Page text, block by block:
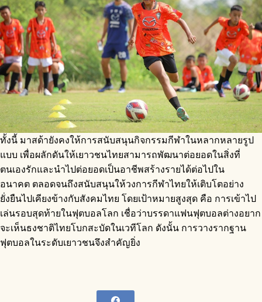
ทั้งนี้ มาสด้ายังคงให้การสนับสนุนกิจกรรมกีฬาในหลากหลายรูป
แบบ เพื่อผลักดันให้เยาวชนไทยสามารถพัฒนาต่อยอดในสิ่งที่
ตนเองรักและนำไปต่อยอดเป็นอาชีพสร้างรายได้ต่อไปใน
อนาคต ตลอดจนถึงสนับสนุนให้วงการกีฬาไทยให้เติบโตอย่าง
ยั่งยืนไปเคียงข้างกับสังคมไทย โดยเป้าหมายสูงสุด คือ การเข้าไป
เล่นรอบสุดท้ายในฟุตบอลโลก เชื่อว่าบรรดาแฟนฟุตบอลต่างอยาก
จะเห็นธงชาติไทยโบกสะบัดในเวทีโลก ดังนั้น การวางรากฐาน
ฟุตบอลในระดับเยาวชนจึงสำคัญยิ่ง